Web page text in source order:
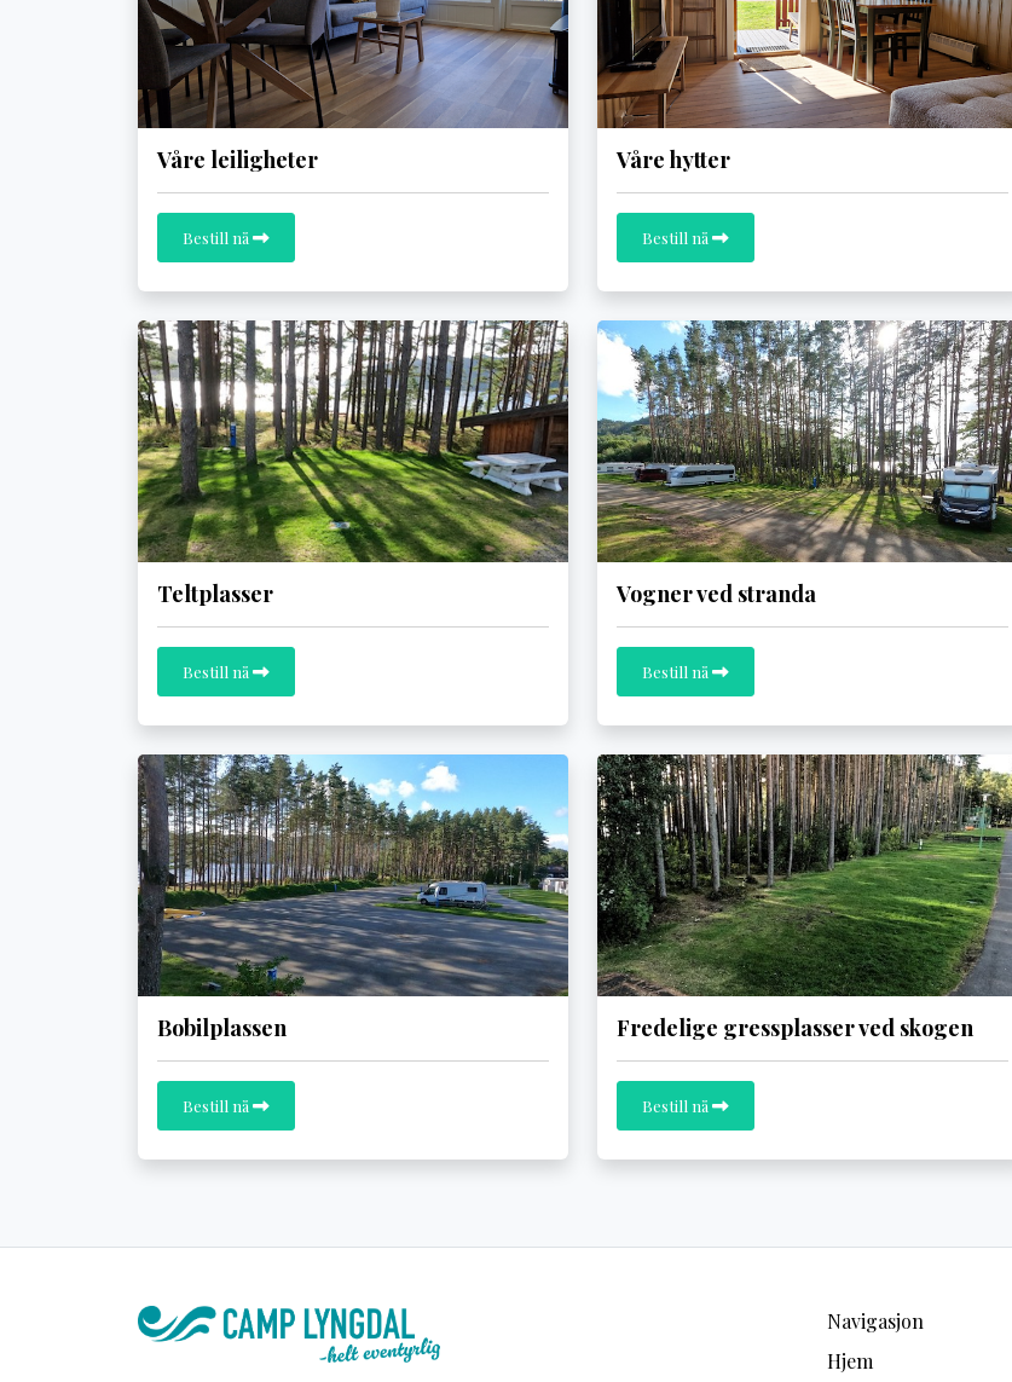
Våre leiligheter
Bestill nå
Våre hytter
Bestill nå
Teltplasser
Bestill nå
Vogner ved stranda
Bestill nå
Bobilplassen
Bestill nå
Fredelige gressplasser ved skogen
Bestill nå
Navigasjon
Hjem